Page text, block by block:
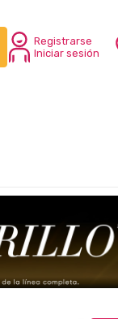
Registrarse
Iniciar sesión